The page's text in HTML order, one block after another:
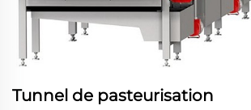
Tunnel de pasteurisation